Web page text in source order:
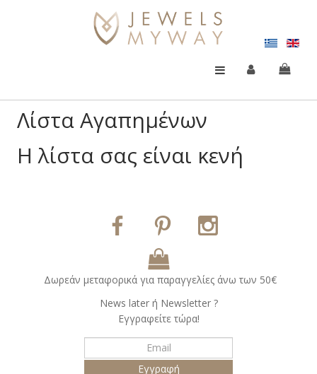
Λίστα Αγαπημένων
Η λίστα σας είναι κενή
Δωρεάν μεταφορικά για παραγγελίες άνω των 50€
Νews later ή Νewsletter ?
Εγγραφείτε τώρα!